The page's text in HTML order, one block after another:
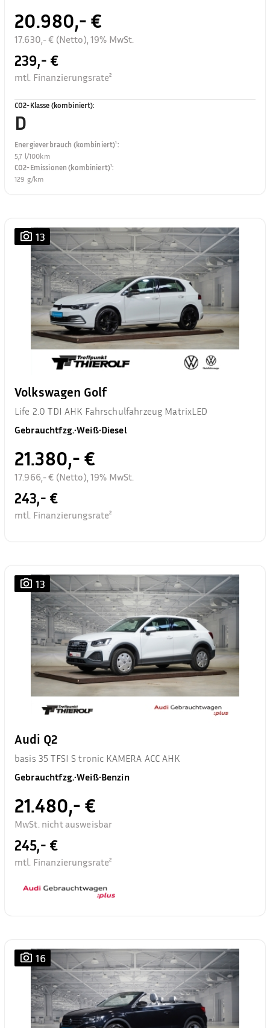
20.980,- €
17.630,- € (Netto), 19% MwSt.
239,- €
mtl. Finanzierungsrate²
CO2-Klasse (kombiniert):
D
Energieverbrauch (kombiniert)¹:
5,7 l/100km
CO2-Emissionen (kombiniert)¹:
129 g/km
13
Volkswagen Golf
Life 2.0 TDI AHK Fahrschulfahrzeug MatrixLED
Gebrauchtfzg.•Weiß•Diesel
21.380,- €
17.966,- € (Netto), 19% MwSt.
243,- €
mtl. Finanzierungsrate²
13
Audi Q2
basis 35 TFSI S tronic KAMERA ACC AHK
Gebrauchtfzg.•Weiß•Benzin
21.480,- €
MwSt. nicht ausweisbar
245,- €
mtl. Finanzierungsrate²
16